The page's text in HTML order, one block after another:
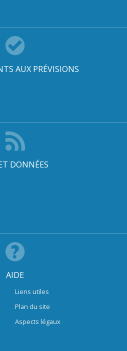
AUX PRÉVISIONS
DONNÉES
AIDE
Liens utiles
Plan du site
Aspects légaux